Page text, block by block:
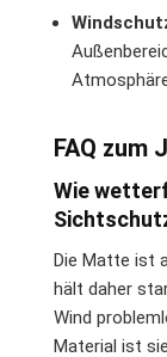
FAQ zum
Wie
Die Matte ist
hält daher
Wind
Material ist